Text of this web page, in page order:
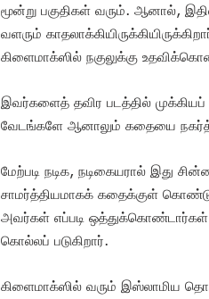
மூன்று பகுதிகள் வரும். ஆனால்,
வளரும்
கிளைமாக்ஸில் நகுலுக்கு
இவர்களைத் தவிர படத்தில் முக்கியப்
வேடங்களே ஆனாலும் கதையை
மேற்படி நடிக, நடிகையரால் இது
சாமர்த்தியமாகக் கதைக்குள் கொண்டு
அவர்கள் எப்படி ஒத்துக்கொண்டார்கள்
கொல்லப் படுகிறார்.
கிளைமாக்ஸில் வரும் இஸ்லாமிய